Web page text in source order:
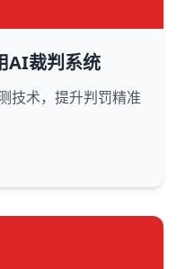
AI裁判系统
技术，提升判罚精准